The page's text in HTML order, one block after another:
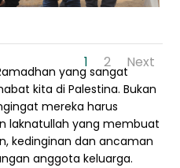
1 2 Next
yang sangat
kita di Palestina. Bukan
mereka harus
laknatullah yang membuat
kedinginan dan ancaman
anggota keluarga.